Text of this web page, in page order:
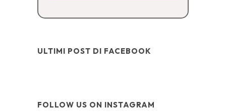
ULTIMI POST DI FACEBOOK
FOLLOW US ON INSTAGRAM